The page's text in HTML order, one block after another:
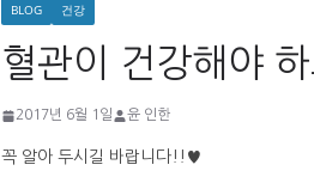
BLOG 건강
혈관이 건강해야
2017년 6월 1일 윤 인한
꼭 알아 두시길 바랍니다!!♥